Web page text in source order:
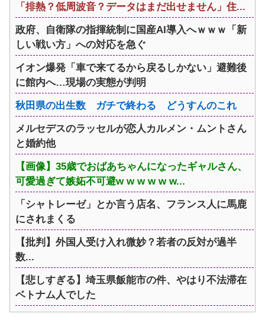
「排熱？低周波音？データはまだ出せません」住...
政府、自衛隊の指揮統制に国産AI導入へｗｗｗ「新
しい戦い方」への対応を急ぐ
イオン爆発「車で来てるから戻るしかない」避難後
に館内へ…現場の実態が判明
秋田県の出生数 ガチで終わる どうすんのこれ
メルセデスのラッセルが恋人カルメン・ムントさん
と婚約他
【画像】35歳でおばあちゃんになったギャルさん、
可愛過ぎて嫉妬不可避w w w w w w...
「シャトレーゼ」とか言う店名、フランス人に馬鹿
にされまくる
【批判】外国人受け入れ微妙？若者の反対が過半
数...
【悲しすぎる】埼玉県飯能市の件、やはり不法滞在
ベトナム人でした